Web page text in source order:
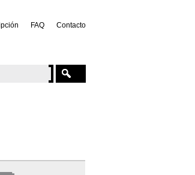
FAQ Contacto